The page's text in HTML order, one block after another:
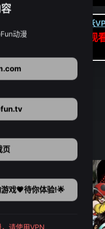
下载虎跃
速专线可前往APP观
动漫
页
戏💗待你体验!🌟
请使用VPN